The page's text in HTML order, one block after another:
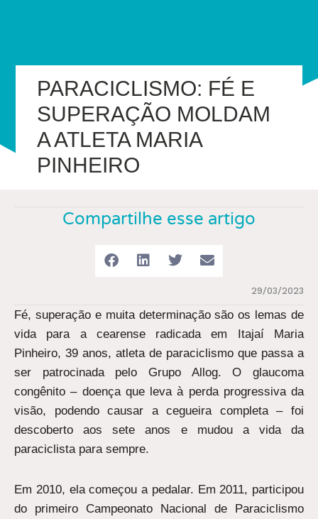
PARACICLISMO: FÉ E
SUPERAÇÃO MOLDAM
A ATLETA MARIA
PINHEIRO
Compartilhe esse artigo
29/03/2023
Fé, superação e muita determinação são os lemas de
vida para a cearense radicada em Itajaí Maria
Pinheiro, 39 anos, atleta de paraciclismo que passa a
ser patrocinada pelo Grupo Allog. O glaucoma
congênito – doença que leva à perda progressiva da
visão, podendo causar a cegueira completa – foi
descoberto aos sete anos e mudou a vida da
paraciclista para sempre.
Em 2010, ela começou a pedalar. Em 2011, participou
do primeiro Campeonato Nacional de Paraciclismo